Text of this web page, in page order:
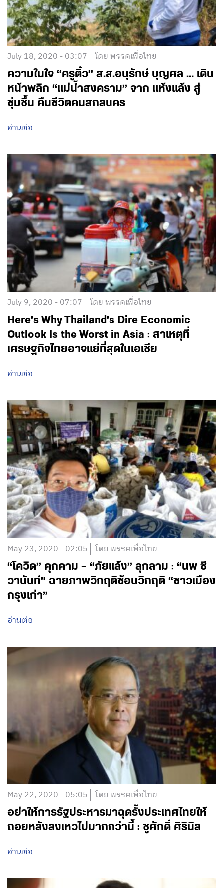
July 18, 2020 - 03:07 โดย พรรคเพื่อไทย
ความในใจ “ครูติ๋ว” ส.ส.อนุรักษ์ บุญศล … เดิน
หน้าพลิก “แม่น้ำสงคราม” จาก แห้งแล้ง สู่
ชุ่มชื้น คืนชีวิตคนสกลนคร
อ่านต่อ
July 9, 2020 - 07:07 โดย พรรคเพื่อไทย
Here’s Why Thailand’s Dire Economic
Outlook Is the Worst in Asia : สาเหตุที่
เศรษฐกิจไทยอาจแย่ที่สุดในเอเชีย
อ่านต่อ
May 23, 2020 - 02:05 โดย พรรคเพื่อไทย
“โควิด” คุกคาม – “ภัยแล้ง” ลุกลาม : “นพ ชี
วานันท์” ฉายภาพวิกฤติซ้อนวิกฤติ “ชาวเมือง
กรุงเก่า”
อ่านต่อ
May 22, 2020 - 05:05 โดย พรรคเพื่อไทย
อย่าให้การรัฐประหารมาฉุดรั้งประเทศไทยให้
ถอยหลังลงเหวไปมากกว่านี้ : ชูศักดิ์ ศิรินิล
อ่านต่อ